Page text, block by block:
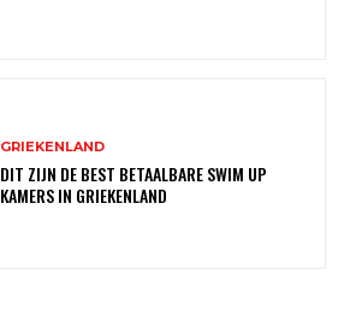
GRIEKENLAND
DIT ZIJN DE BEST BETAALBARE SWIM UP
KAMERS IN GRIEKENLAND